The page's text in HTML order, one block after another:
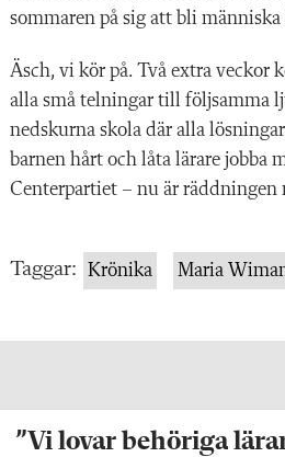
sommaren på sig att bli människa
Äsch, vi kör på. Två extra veckor
alla små telningar till följsamma
nedskurna skola där alla
barnen hårt och låta lärare jobba
Centerpartiet – nu är räddningen
Taggar: Krönika Maria
”Vi lovar behöriga